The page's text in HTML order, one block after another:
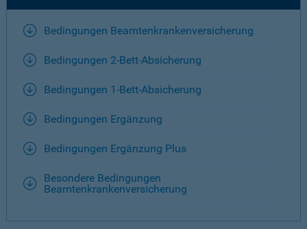
Bedingungen Beamtenkrankenversicherung
Bedingungen 2-Bett-Absicherung
Bedingungen 1-Bett-Absicherung
Bedingungen Ergänzung
Bedingungen Ergänzung Plus
Besondere Bedingungen
Beamtenkrankenversicherung